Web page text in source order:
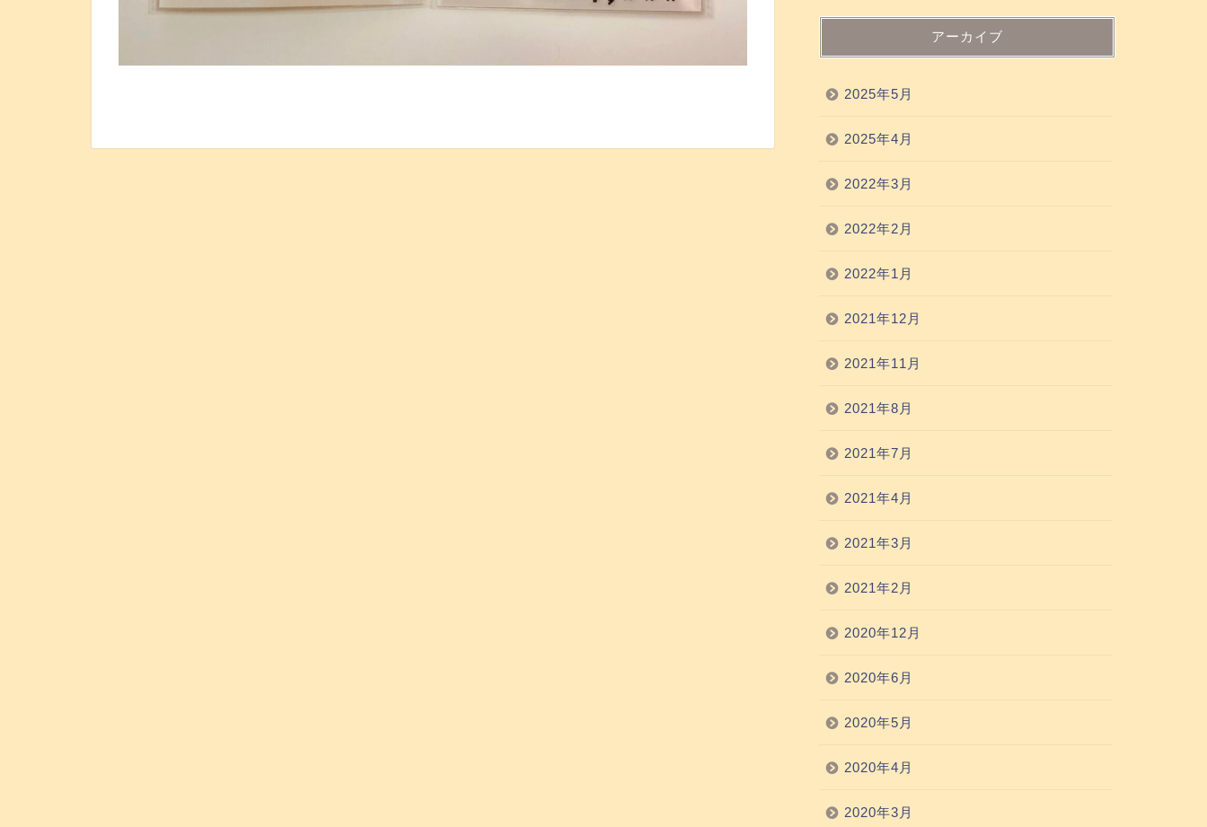
アーカイブ
2025年5月
2025年4月
2022年3月
2022年2月
2022年1月
2021年12月
2021年11月
2021年8月
2021年7月
2021年4月
2021年3月
2021年2月
2020年12月
2020年6月
2020年5月
2020年4月
2020年3月